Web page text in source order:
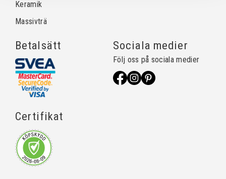
Keramik
Massivträ
Betalsätt
Certifikat
Sociala medier
Följ oss på sociala medier